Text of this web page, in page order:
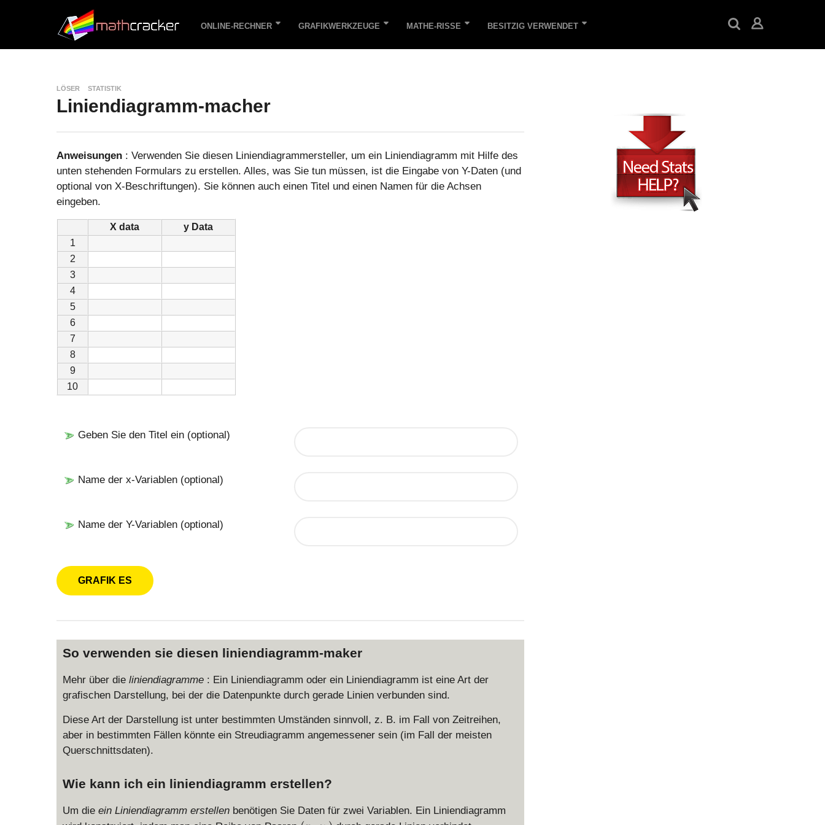
ONLINE-RECHNER GRAFIKWERKZEUGE MATHE-RISSE BESITZIG VERWENDET
LÖSER STATISTIK
Liniendiagramm-macher
Anweisungen : Verwenden Sie diesen Liniendiagrammersteller, um ein Liniendiagramm mit Hilfe des
unten stehenden Formulars zu erstellen. Alles, was Sie tun müssen, ist die Eingabe von Y-Daten (und
optional von X-Beschriftungen). Sie können auch einen Titel und einen Namen für die Achsen
eingeben.
X data
y Data
1
2
3
4
5
6
7
8
9
10
Geben Sie den Titel ein (optional)
Name der x-Variablen (optional)
Name der Y-Variablen (optional)
So verwenden sie diesen liniendiagramm-maker
Mehr über die liniendiagramme : Ein Liniendiagramm oder ein Liniendiagramm ist eine Art der
grafischen Darstellung, bei der die Datenpunkte durch gerade Linien verbunden sind.
Diese Art der Darstellung ist unter bestimmten Umständen sinnvoll, z. B. im Fall von Zeitreihen,
aber in bestimmten Fällen könnte ein Streudiagramm angemessener sein (im Fall der meisten
Querschnittsdaten).
Wie kann ich ein liniendiagramm erstellen?
Um die ein Liniendiagramm erstellen benötigen Sie Daten für zwei Variablen. Ein Liniendiagramm